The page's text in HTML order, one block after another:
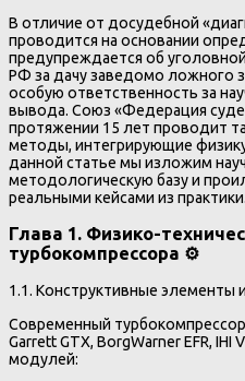
В отличие от досудебной
проводится на основании
предупреждается об
РФ за дачу заведомо ложного
особую ответственность за
вывода. Союз «Федерация
протяжении 15 лет проводит
методы, интегрирующие
данной статье мы изложим
методологическую базу и
реальными кейсами из
Глава 1. Физико-
турбокомпрессора ⚙️
1.1. Конструктивные элементы
Современный
Garrett GTX, BorgWarner EFR, IHI
модулей: